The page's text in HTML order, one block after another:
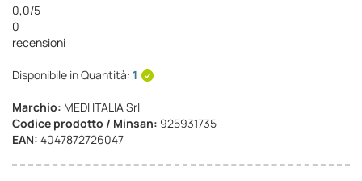
0,0/5
0
recensioni
Disponibile in Quantità: 1
Marchio: MEDI ITALIA Srl
Codice prodotto / Minsan: 925931735
EAN: 4047872726047